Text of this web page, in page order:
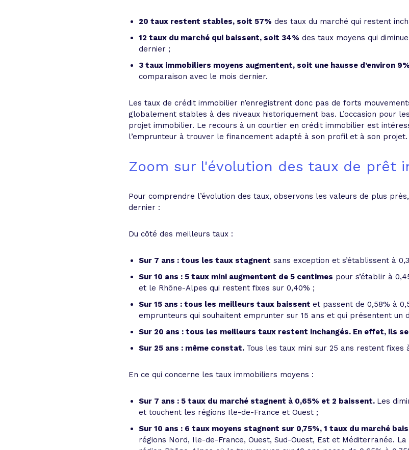
20 taux restent stables, soit 57% des taux du marché qui restent
12 taux du marché qui baissent, soit 34% des taux moyens qui
dernier ;
3 taux immobiliers moyens augmentent, soit une hausse d’environ 9%
comparaison avec le mois dernier.
Les taux de crédit immobilier n’enregistrent donc pas de forts
globalement stables à des niveaux historiquement bas. L’occasion pour
projet immobilier. Le recours à un courtier en crédit immobilier est
l’emprunteur à trouver le financement adapté à son profil et à son projet.
Zoom sur l'évolution des taux de prêt
Pour comprendre l’évolution des taux, observons les valeurs de plus
dernier :
Du côté des meilleurs taux :
Sur 7 ans : tous les taux stagnent sans exception et s’établissent à
Sur 10 ans : 5 taux mini augmentent de 5 centimes pour s’établir à
et le Rhône-Alpes qui restent fixes sur 0,40% ;
Sur 15 ans : tous les meilleurs taux baissent et passent de 0,58% à
emprunteurs qui souhaitent emprunter sur 15 ans et qui présentent un
Sur 20 ans : tous les meilleurs taux restent inchangés. En effet, ils
Sur 25 ans : même constat. Tous les taux mini sur 25 ans restent fixes
En ce qui concerne les taux immobiliers moyens :
Sur 7 ans : 5 taux du marché stagnent à 0,65% et 2 baissent. Les
et touchent les régions Ile-de-France et Ouest ;
Sur 10 ans : 6 taux moyens stagnent sur 0,75%, 1 taux du marché
régions Nord, Ile-de-France, Ouest, Sud-Ouest, Est et Méditerranée.